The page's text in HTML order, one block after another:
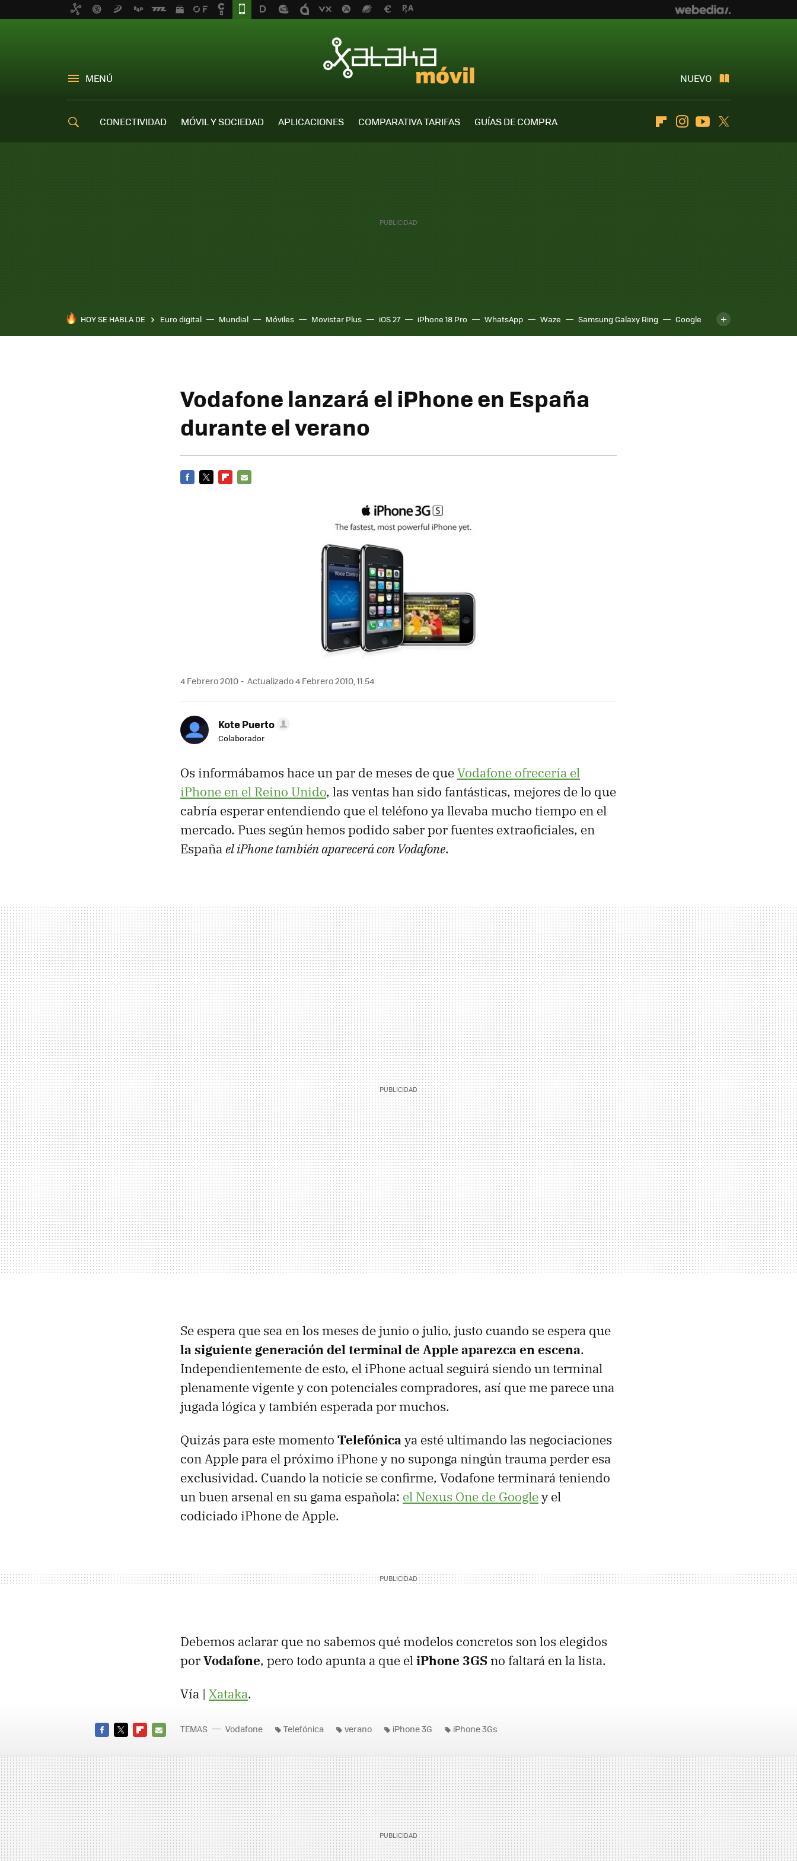
MENÚ NUEVO
CONECTIVIDAD MÓVIL Y SOCIEDAD APLICACIONES COMPARATIVA TARIFAS
GUÍAS DE COMPRA
FlipboardInstagramYoutube
HOY SE HABLA DE Euro digital Mundial Móviles Movistar Plus iOS 27 iPhone 18 Pro WhatsApp Waze Samsung Galaxy Ring
Google
Pixel 10a
Vodafone lanzará el iPhone en España
durante el verano
4 Febrero 2010 Actualizado 4 Febrero 2010, 11:54
Kote Puerto
Colaborador
Os informábamos hace un par de meses de queVodafone ofrecería el
iPhone en el Reino Unido, las ventas han sido fantásticas, mejores de lo que
cabría esperar entendiendo que el teléfono ya llevaba mucho tiempo en el
mercado. Pues según hemos podido saber por fuentes extraoficiales, en
España el iPhone también aparecerá con Vodafone.
Se espera que sea en los meses de junio o julio, justo cuando se espera que
la siguiente generación del terminal de Apple aparezca en escena.
Independientemente de esto, el iPhone actual seguirá siendo un terminal
plenamente vigente y con potenciales compradores, así que me parece una
jugada lógica y también esperada por muchos.
Quizás para este momento Telefónica ya esté ultimando las negociaciones
con Apple para el próximo iPhone y no suponga ningún trauma perder esa
exclusividad. Cuando la noticie se confirme, Vodafone terminará teniendo
un buen arsenal en su gama española: el Nexus One de Googley el
codiciado iPhone de Apple.
Debemos aclarar que no sabemos qué modelos concretos son los elegidos
porVodafone, pero todo apunta a que eliPhone 3GS no faltará en la lista.
Vía | Xataka.
MAIL
TEMAS Vodafone Telefónica verano iPhone 3G iPhone 3Gs